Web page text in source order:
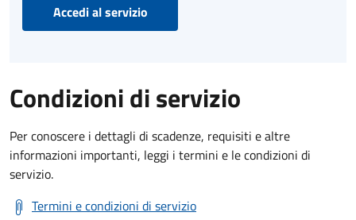
Accedi al servizio
Condizioni di servizio
Per conoscere i dettagli di scadenze, requisiti e altre
informazioni importanti, leggi i termini e le condizioni di
servizio.
Termini e condizioni di servizio